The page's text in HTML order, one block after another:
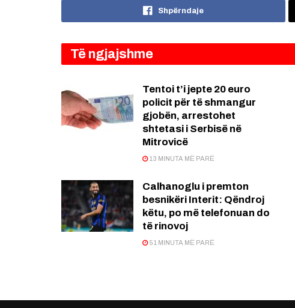
Shpërndaje
Të ngjajshme
Tentoi t’i jepte 20 euro
policit për të shmangur
gjobën, arrestohet
shtetasi i Serbisë në
Mitrovicë
13 MINUTA MË PARË
Calhanoglu i premton
besnikëri Interit: Qëndroj
këtu, po më telefonuan do
të rinovoj
51 MINUTA MË PARË